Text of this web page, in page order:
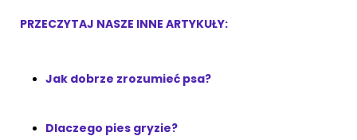
PRZECZYTAJ NASZE INNE ARTYKUŁY:
Jak dobrze zrozumieć psa?
Dlaczego pies gryzie?